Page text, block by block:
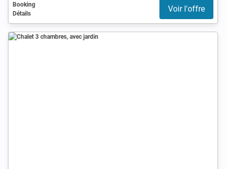
Booking
Détails
Voir l'offre